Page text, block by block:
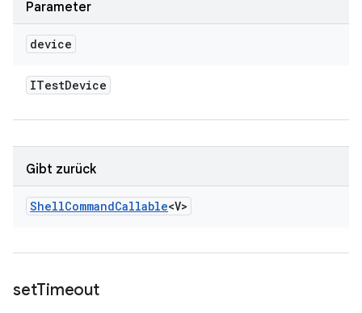
Parameter
device
ITestDevice
Gibt zurück
ShellCommandCallable<V>
setTimeout